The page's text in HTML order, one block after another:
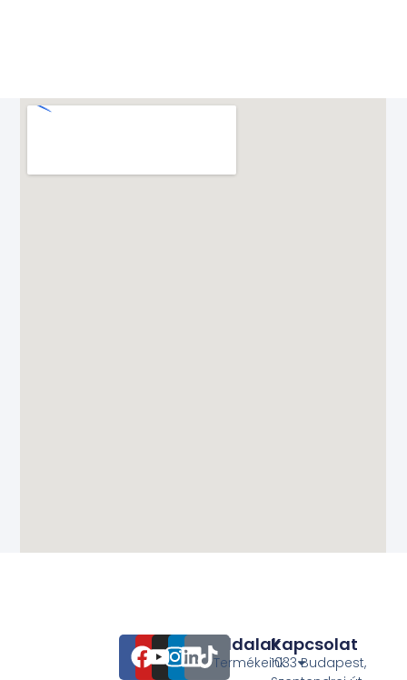
Oldalak
Termékeink
Kapcsolat
1033 Budapest,